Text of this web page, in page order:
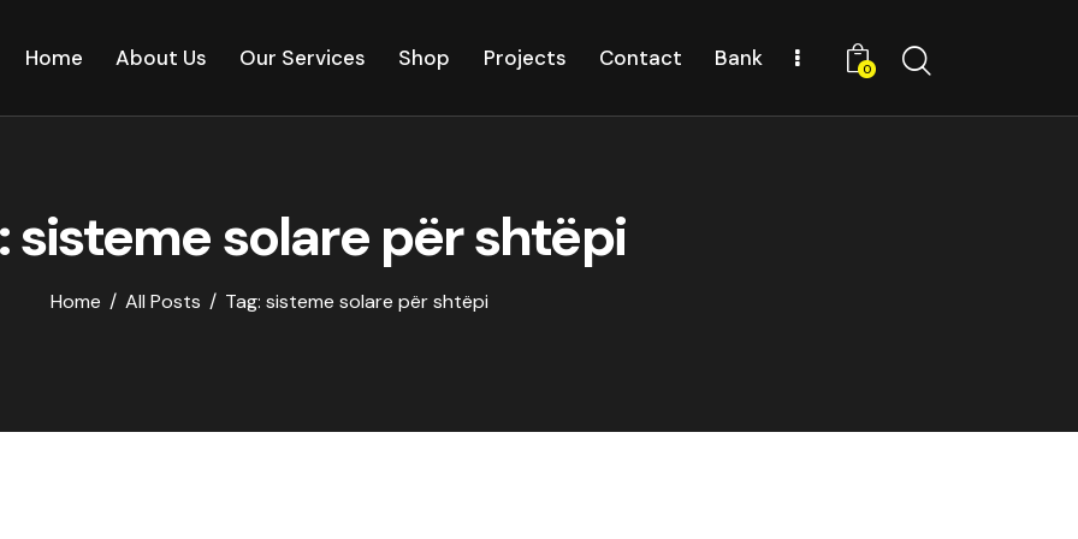
Home About Us Our Services Shop Projects Contact Bank 0
sisteme solare për shtëpi
Home All Posts Tag: sisteme solare për shtëpi